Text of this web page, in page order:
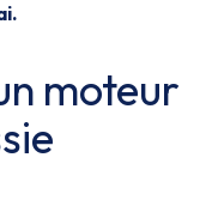
moteur